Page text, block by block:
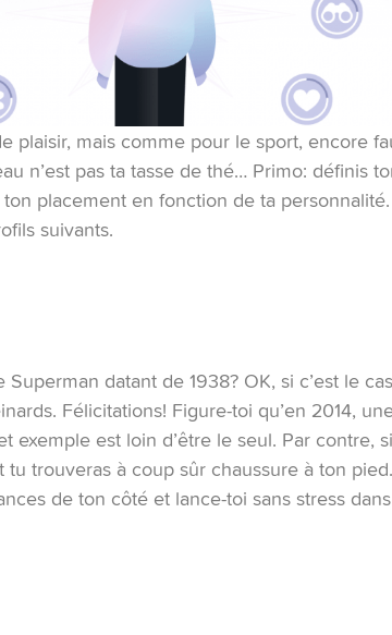
plaisir, mais comme pour le sport, encore
n’est pas ta tasse de thé… Primo: définis
placement en fonction de ta
suivants.
datant de 1938? OK, si c’est le
Félicitations! Figure-toi qu’en 2014,
exemple est loin d’être le seul. Par contre,
trouveras à coup sûr chaussure à ton
de ton côté et lance-toi sans stress